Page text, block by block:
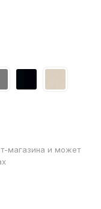
магазина и может